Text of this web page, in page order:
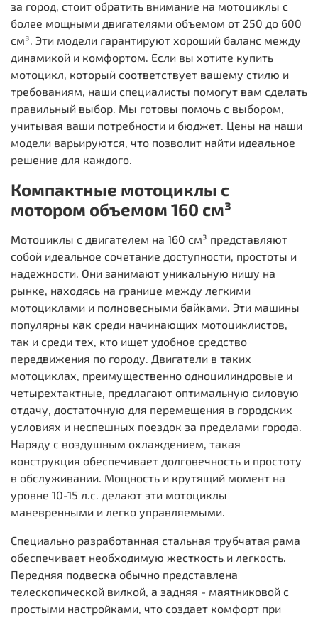
за город, стоит обратить внимание на мотоциклы с
более мощными двигателями объемом от 250 до 600
см³. Эти модели гарантируют хороший баланс между
динамикой и комфортом. Если вы хотите купить
мотоцикл, который соответствует вашему стилю и
требованиям, наши специалисты помогут вам сделать
правильный выбор. Мы готовы помочь с выбором,
учитывая ваши потребности и бюджет. Цены на наши
модели варьируются, что позволит найти идеальное
решение для каждого.
Компактные мотоциклы с
мотором объемом 160 см³
Мотоциклы с двигателем на 160 см³ представляют
собой идеальное сочетание доступности, простоты и
надежности. Они занимают уникальную нишу на
рынке, находясь на границе между легкими
мотоциклами и полновесными байками. Эти машины
популярны как среди начинающих мотоциклистов,
так и среди тех, кто ищет удобное средство
передвижения по городу. Двигатели в таких
мотоциклах, преимущественно одноцилиндровые и
четырехтактные, предлагают оптимальную силовую
отдачу, достаточную для перемещения в городских
условиях и неспешных поездок за пределами города.
Наряду с воздушным охлаждением, такая
конструкция обеспечивает долговечность и простоту
в обслуживании. Мощность и крутящий момент на
уровне 10-15 л.с. делают эти мотоциклы
маневренными и легко управляемыми.
Специально разработанная стальная трубчатая рама
обеспечивает необходимую жесткость и легкость.
Передняя подвеска обычно представлена
телескопической вилкой, а задняя - маятниковой с
простыми настройками, что создает комфорт при